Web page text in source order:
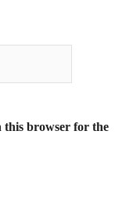
this browser for the